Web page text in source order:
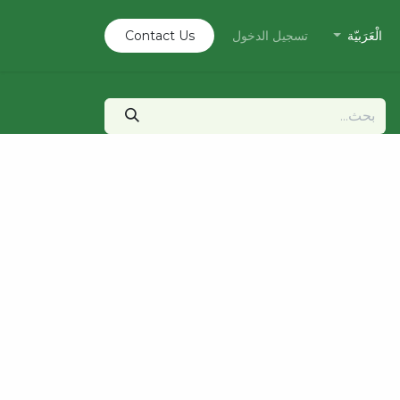
الْعَرَبيّة تسجيل الدخول Contact U​​s